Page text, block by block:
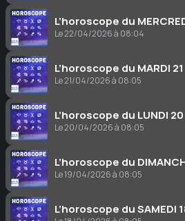
L’horoscope du
Le 22/04/2026 à 08:04
L’horoscope du MARDI
Le 21/04/2026 à 08:05
L’horoscope du LUNDI 20
Le 20/04/2026 à 08:05
L’horoscope du
Le 19/04/2026 à 08:05
L’horoscope du SAMEDI